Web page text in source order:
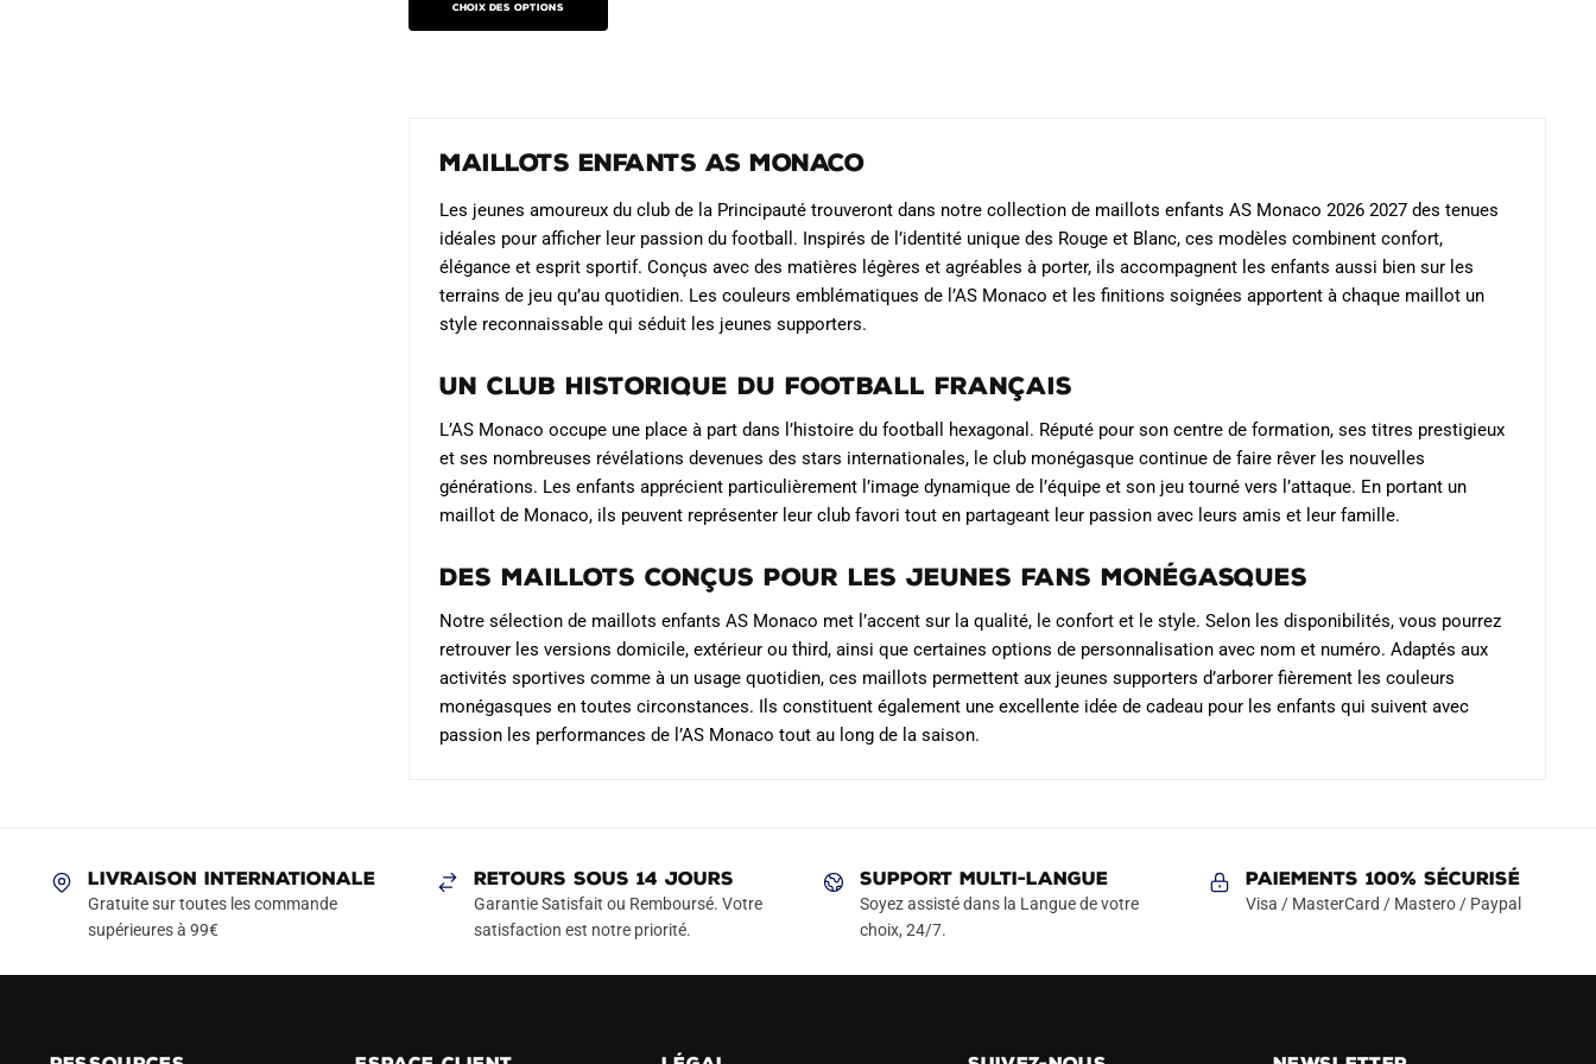
produitinitial
était :
actuel
est :
Choix des options
produit
options
peuvent
choisies
Maillots Enfants AS Monaco
Les jeunes amoureux du club de la Principauté trouveront dans notre collection de maillots enfants AS Monaco 2026 2027 des tenues
idéales pour afficher leur passion du football. Inspirés de l’identité unique des Rouge et Blanc, ces modèles combinent confort,
élégance et esprit sportif. Conçus avec des matières légères et agréables à porter, ils accompagnent les enfants aussi bien sur les
terrains de jeu qu’au quotidien. Les couleurs emblématiques de l’AS Monaco et les finitions soignées apportent à chaque maillot un
style reconnaissable qui séduit les jeunes supporters.
Un club historique du football français
L’AS Monaco occupe une place à part dans l’histoire du football hexagonal. Réputé pour son centre de formation, ses titres prestigieux
et ses nombreuses révélations devenues des stars internationales, le club monégasque continue de faire rêver les nouvelles
générations. Les enfants apprécient particulièrement l’image dynamique de l’équipe et son jeu tourné vers l’attaque. En portant un
maillot de Monaco, ils peuvent représenter leur club favori tout en partageant leur passion avec leurs amis et leur famille.
Des maillots conçus pour les jeunes fans monégasques
Notre sélection de maillots enfants AS Monaco met l’accent sur la qualité, le confort et le style. Selon les disponibilités, vous pourrez
retrouver les versions domicile, extérieur ou third, ainsi que certaines options de personnalisation avec nom et numéro. Adaptés aux
activités sportives comme à un usage quotidien, ces maillots permettent aux jeunes supporters d’arborer fièrement les couleurs
monégasques en toutes circonstances. Ils constituent également une excellente idée de cadeau pour les enfants qui suivent avec
passion les performances de l’AS Monaco tout au long de la saison.
LIVRAISON INTERNATIONALE
Gratuite sur toutes les commande
supérieures à 99€
RETOURS SOUS 14 JOURS
Garantie Satisfait ou Remboursé. Votre
satisfaction est notre priorité.
SUPPORT MULTI-LANGUE
Soyez assisté dans la Langue de votre
choix, 24/7.
Paiements 100% Sécurisé
Visa / MasterCard / Mastero / Paypal